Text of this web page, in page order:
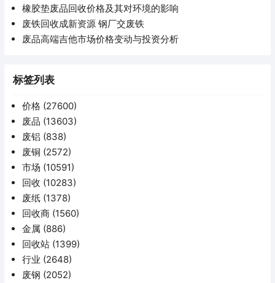
橡胶垫废品回收价格及其对环境的影响
废铁回收成新资源 钢厂交废铁
废品高端吉他市场价格变动与投资分析
标签列表
价格 (27600)
废品 (13603)
废铝 (838)
废铜 (2572)
市场 (10591)
回收 (10283)
废纸 (1378)
回收商 (1560)
金属 (886)
回收站 (1399)
行业 (2648)
废钢 (2052)